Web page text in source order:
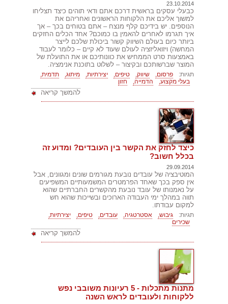
23.10.2014
כבעלי עסקים בראשית דרכם אתם ודאי תוהים כיצד תצליחו
למשוך אליכם את הלקוחות הראשונים ואחריהם את
הנוספים. יש בידיכם קלף מנצח – אתם בטוחים בכך – אך
איך תגרמו לאחרים להאמין בו כמוכם? אחד הכלים החזקים
ביותר כיום בעולם השיווק קשור ביכולת שלכם לייצר
המחשה) ויזואליזציה לעולם שעוד לא קיים – כלומר לעבוד
באמצעות סרט הממחיש את כוונותיכם או את התועלת של
המוצר שברשותכם ובקיצור – לשלוט בתוכנת אנימציה.
תגיות: פרסום, שיווק, טיפים, יצירתיות, מיתוג,
תדמית,
בעלי מקצוע,
הדמייה, חזון
להמשך קריאה
כיצד לחזק את הקשר בין העובדים? ומדוע זה
בכלל חשוב?
29.09.2014
המוטיבציה של עובדים נובעת מגורמים שונים ומגוונים, אבל
אין ספק בכך שאחד הפרמטרים המשמעותיים המשפיעים
על נאמנותו של עובד נובעת מהקשרים החברתיים שהוא
תווה במהלך ימי העבודה הארוכים ובשייכות שהוא חש
למקום עבודתו.
תגיות: גיבוש, אסטרטגיה, עובדים, טיפים,
יצירתיות,
שכירים
להמשך קריאה
מתנות מתכלות - 5 רעיונות משובבי נפש
ללקוחות ולעובדים לראש השנה